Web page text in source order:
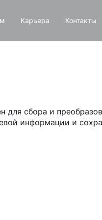
Карьера Контакты
для сбора и
информации и